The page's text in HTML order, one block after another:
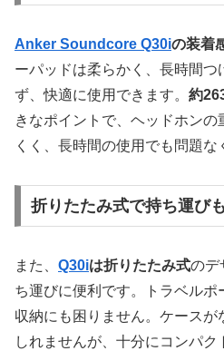
Anker Soundcore Q30iの装着
ーパッドは柔らかく、長時間つ
ず、快適に使用できます。 約
きなポイントで、ヘッドホンの
くく、長時間の使用でも問題な
折りたたみ式で持ち運び
また、 Q30iは折りたたみ式のデ
ち運びに便利です。トラベルポ
収納にも困りません。ケースが
しれませんが、十分にコンパ